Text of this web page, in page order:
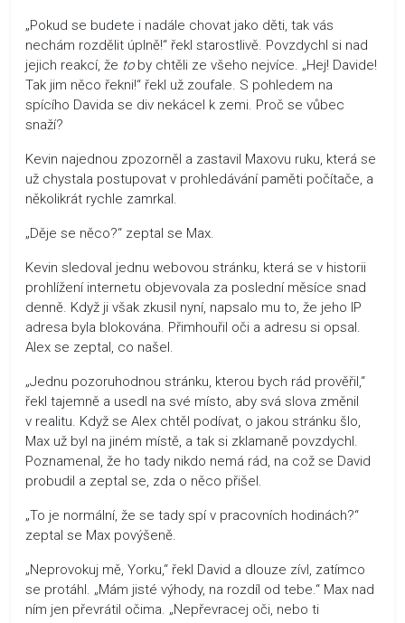
„Pokud se budete i nadále chovat jako děti, tak vás
nechám rozdělit úplně!“ řekl starostlivě. Povzdychl si nad
jejich reakcí, že toby chtěli ze všeho nejvíce. „Hej! Davide!
Tak jim něco řekni!“ řekl už zoufale. S pohledem na
spícího Davida se div nekácel k zemi. Proč se vůbec
snaží?
Kevin najednou zpozorněl a zastavil Maxovu ruku, která se
už chystala postupovat v prohledávání paměti počítače, a
několikrát rychle zamrkal.
„Děje se něco?“ zeptal se Max.
Kevin sledoval jednu webovou stránku, která se v historii
prohlížení internetu objevovala za poslední měsíce snad
denně. Když ji však zkusil nyní, napsalo mu to, že jeho IP
adresa byla blokována. Přimhouřil oči a adresu si opsal.
Alex se zeptal, co našel.
„Jednu pozoruhodnou stránku, kterou bych rád prověřil,“
řekl tajemně a usedl na své místo, aby svá slova změnil
v realitu. Když se Alex chtěl podívat, o jakou stránku šlo,
Max už byl na jiném místě, a tak si zklamaně povzdychl.
Poznamenal, že ho tady nikdo nemá rád, na což se David
probudil a zeptal se, zda o něco přišel.
„To je normální, že se tady spí v pracovních hodinách?“
zeptal se Max povýšeně.
„Neprovokuj mě, Yorku,“ řekl David a dlouze zívl, zatímco
se protáhl. „Mám jisté výhody, na rozdíl od tebe.“ Max nad
ním jen převrátil očima. „Nepřevracej oči, nebo ti